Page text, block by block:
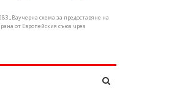
„Ваучерна схема за предоставяне на
от Европейския съюз чрез